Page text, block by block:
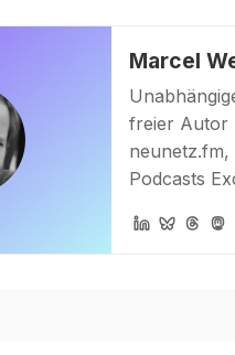
Marcel
freier Autor
neunetz.fm,
Podcasts